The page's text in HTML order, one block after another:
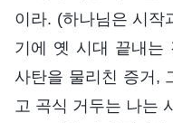
이라. (하나님은 시작
기에 옛 시대 끝내는
사탄을 물리친 증거,
고 곡식 거두는 나는